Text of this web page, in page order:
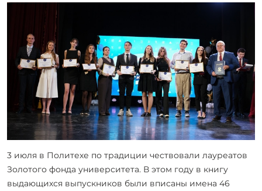
3 июля в Политехе по традиции чествовали лауреатов
Золотого фонда университета. В этом году в книгу
выдающихся выпускников были вписаны имена 46